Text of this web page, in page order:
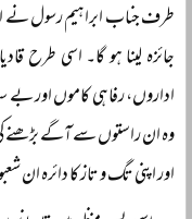
طرف جناب ابراہیم رسول نے
جائزہ لینا ہو گا۔ اسی طرح
اداروں، رفاہی کاموں اور بے
وہ ان راستوں سے آگے بڑھنے
اور اپنی تگ و تاز کا دائرہ ان